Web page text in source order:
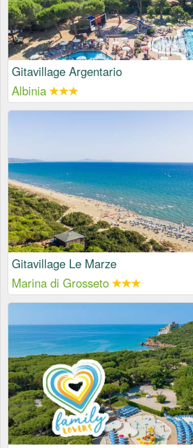
Gitavillage Argentario
Albinia
Gitavillage Le Marze
Marina di Grosseto